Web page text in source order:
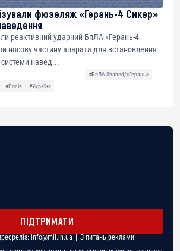
фюзеляж «Герань-4 Сикер»
реактивний ударний БпЛА «Герань-4
носову частину апарата для встановлення
системи навед...
#БпЛА Shahed/«Герань»
#Росія
#Україна
ПІДТРИМАТИ
info@mil.in.ua | З питань реклами: